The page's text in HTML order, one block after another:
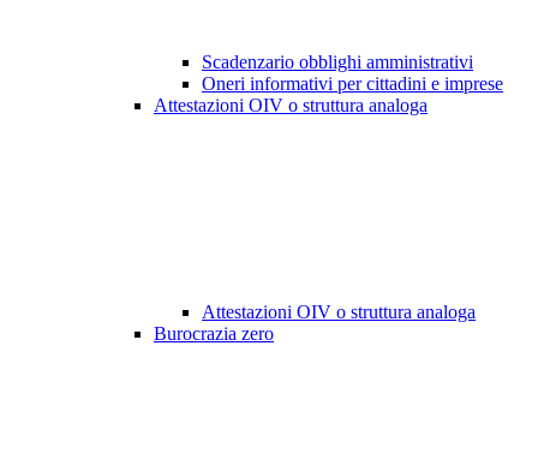
Scadenzario obblighi amministrativi
Oneri informativi per cittadini e imprese
Attestazioni OIV o struttura analoga
Attestazioni OIV o struttura analoga
Burocrazia zero